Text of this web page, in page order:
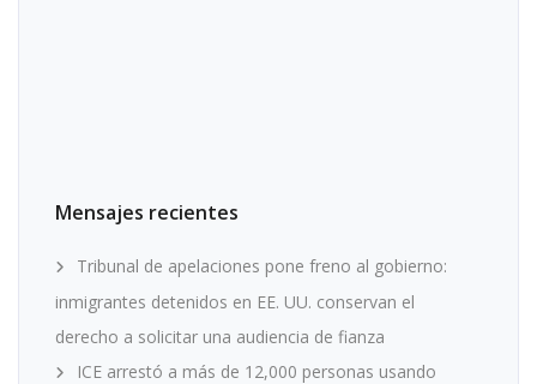
Mensajes recientes
Tribunal de apelaciones pone freno al gobierno:
inmigrantes detenidos en EE. UU. conservan el
derecho a solicitar una audiencia de fianza
ICE arrestó a más de 12,000 personas usando